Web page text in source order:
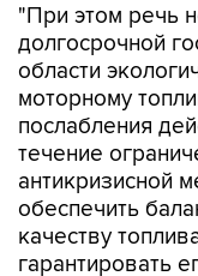
"При этом речь
долгосрочной
области
моторному
послабления
течение
антикризисной
обеспечить
качеству
гарантировать